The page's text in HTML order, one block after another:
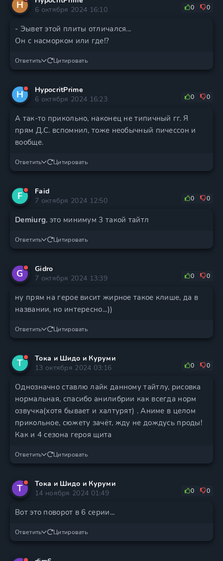
H
6 октября 2024 16:10
0 0
- Эывет этой плиты отличался...
Он с насморком или где!?
Ответить Цитировать
H
HypocritPrime
6 октября 2024 16:23
0 0
А так-то прикольно, наконец не типичный гг. Я
прям Д.С. вспомнил, тоже необычный пичессон и
вообще.
Ответить Цитировать
F
Faid
7 октября 2024 12:50
0 0
Demiurg, это минимум 3 такой тайтл
Ответить Цитировать
G
Gidro
7 октября 2024 13:39
0 0
ну прям на герое висит жирное такое клише, да в
названии, но интересно...))
Ответить Цитировать
Т
Тока и Шидо и Куруми
13 октября 2024 03:16
0 0
Однозначно ставлю лайк данному тайтлу, рисовка
нормальная, спасибо анилибрии как всегда норм
озвучка(хотя бывает и халтурят) . Аниме в целом
прикольное, сюжету зачёт, жду не дождусь проды!
Как и 4 сезона героя щита
Ответить Цитировать
Т
Тока и Шидо и Куруми
14 ноября 2024 01:49
0 0
Вот это поворот в 6 серии...
Ответить Цитировать